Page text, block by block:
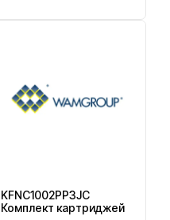
KFNC1002PP3JC
Комплект картриджей